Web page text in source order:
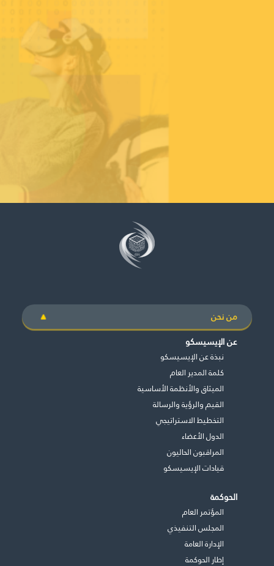
وسائل التواصل الاجتماعي للإيسيسكو
شاركونا
انضم إلى عائلة الإيسيسكو
للموردين
الدعم والتبرع
حقوق الطبع والنشر للإيسيسكو. جميع الحقوق محفوظة.
سياسة وإجراءات أمن نظم المعلومات
سياسة وإجراءات الذكاء الاصطناعي
من نحن
عن الإيسيسكو
نبذة عن الإيسيسكو
كلمة المدير العام
الميثاق والأنظمة الأساسية
القيم والرؤية والرسالة
التخطيط الاستراتيجي
الدول الأعضاء
المراقبون الحاليون
قيادات الإيسيسكو
الحوكمة
المؤتمر العام
المجلس التنفيذي
اﻹدارة العامة
إطار الحوكمة